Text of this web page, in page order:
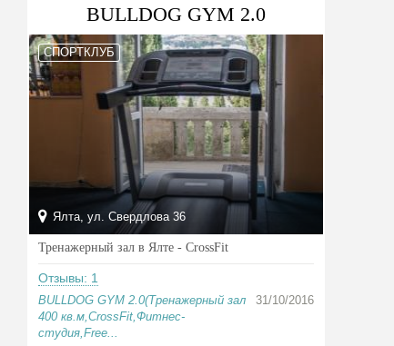
BULLDOG GYM 2.0
СПОРТКЛУБ
Ялта, ул. Свердлова 36
Тренажерный зал в Ялте - CrossFit
Отзывы: 1
BULLDOG GYM 2.0(Тренажерный зал
400 кв.м,CrossFit,Фитнес-
студия,Free...
31/10/2016